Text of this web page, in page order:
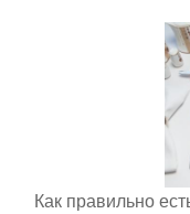
Как правильно